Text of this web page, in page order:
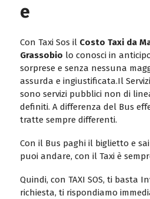
E
Con Taxi Sos il Costo Taxi da
Grassobio lo conosci in
sorprese e senza nessuna
assurda e ingiustificata.Il
sono servizi pubblici non di
definiti. A differenza del Bus
tratte sempre differenti.
Con il Bus paghi il biglietto e
puoi andare, con il Taxi è
Quindi, con TAXI SOS, ti basta
richiesta, ti rispondiamo